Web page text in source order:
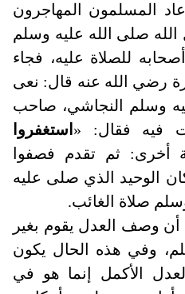
المسلمون المهاجرون
صلى الله عليه وسلم
للصلاة عليه، فجاء
رضي الله عنه قال: نعى
وسلم النجاشي، صاحب
فيه فقال: « استغفروا
أخرى: ثم تقدم فصفوا
الوحيد الذي صلى عليه
صلاة الغائب.
وصف العدل يقوم بغير
وفي هذه الحال يكون
الأكمل إنما هو في